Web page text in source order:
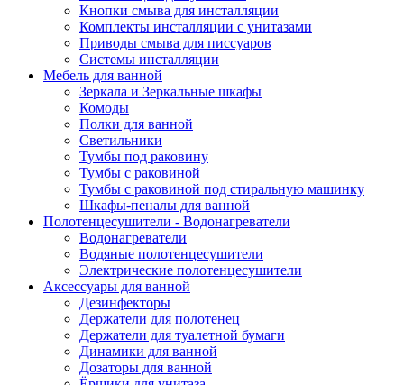
Кнопки смыва для инсталляции
Комплекты инсталляции с унитазами
Приводы смыва для писсуаров
Системы инсталляции
Мебель для ванной
Зеркала и Зеркальные шкафы
Комоды
Полки для ванной
Светильники
Тумбы под раковину
Тумбы с раковиной
Тумбы с раковиной под стиральную машинку
Шкафы-пеналы для ванной
Полотенцесушители - Водонагреватели
Водонагреватели
Водяные полотенцесушители
Электрические полотенцесушители
Аксессуары для ванной
Дезинфекторы
Держатели для полотенец
Держатели для туалетной бумаги
Динамики для ванной
Дозаторы для ванной